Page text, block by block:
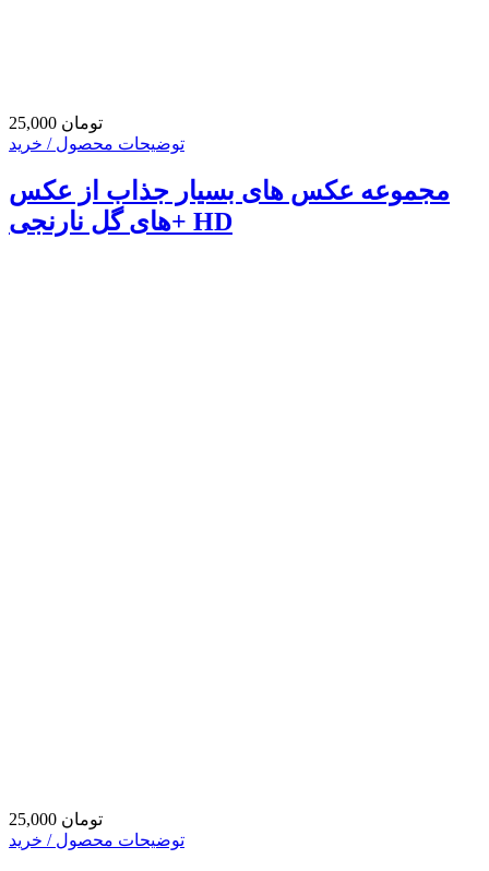
25,000 تومان
توضیحات محصول / خرید
مجموعه عکس های بسیار جذاب از عکس
های گل نارنجی+ HD
25,000 تومان
توضیحات محصول / خرید